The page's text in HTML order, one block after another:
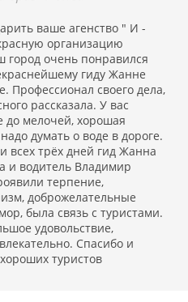
ваше агенство " И -
организацию
город очень понравился
гиду Жанне
Профессионал своего дела,
рассказала. У вас
до мелочей, хорошая
думать о воде в дороге.
всех трёх дней гид Жанна
и водитель Владимир
терпение,
доброжелательные
была связь с туристами.
удовольствие,
Спасибо и
туристов